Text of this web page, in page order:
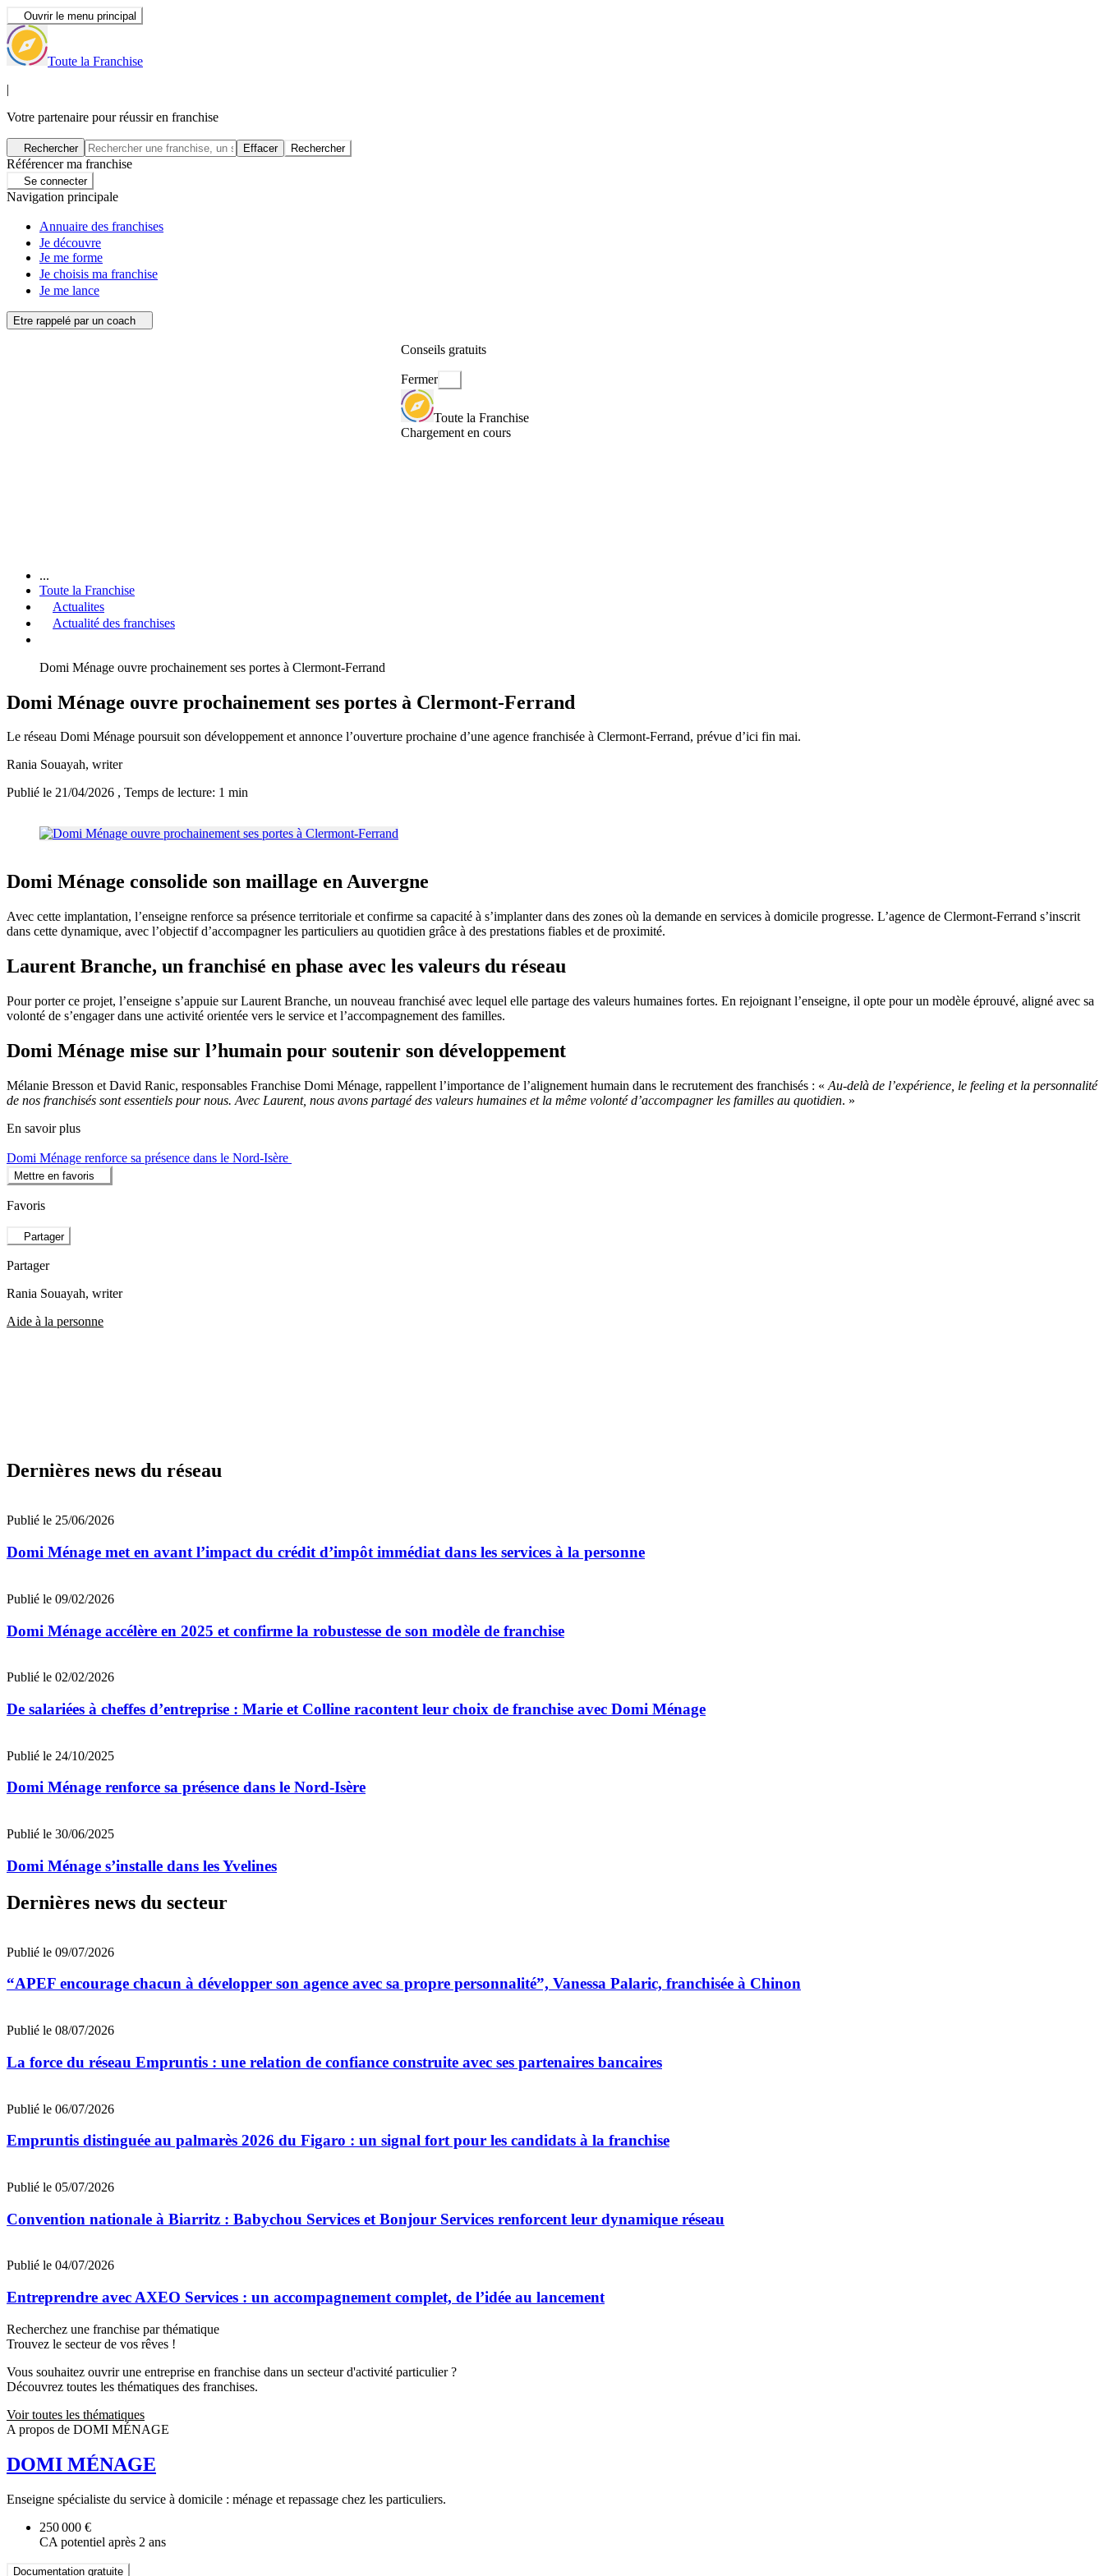
Ouvrir le menu principal
Toute la Franchise
|
Votre partenaire pour réussir en franchise
Rechercher Effacer Rechercher
Référencer ma franchise
Se connecter
Navigation principale
Annuaire des franchises
Je découvre
Je me forme
Je choisis ma franchise
Je me lance
Etre rappelé par un coach
Conseils gratuits
Fermer
Toute la Franchise
Chargement en cours
...
Toute la Franchise
Actualites
Actualité des franchises
Domi Ménage ouvre prochainement ses portes à Clermont-Ferrand
Domi Ménage ouvre prochainement ses portes à Clermont-Ferrand
Le réseau Domi Ménage poursuit son développement et annonce l’ouverture prochaine d’une agence franchisée à Clermont-Ferrand, prévue d’ici fin mai.
Rania Souayah, writer
Publié le 21/04/2026 , Temps de lecture: 1 min
Domi Ménage consolide son maillage en Auvergne
Avec cette implantation, l’enseigne renforce sa présence territoriale et confirme sa capacité à s’implanter dans des zones où la demande en services à domicile progresse. L’agence de Clermont-Ferrand s’inscrit
dans cette dynamique, avec l’objectif d’accompagner les particuliers au quotidien grâce à des prestations fiables et de proximité.
Laurent Branche, un franchisé en phase avec les valeurs du réseau
Pour porter ce projet, l’enseigne s’appuie sur Laurent Branche, un nouveau franchisé avec lequel elle partage des valeurs humaines fortes. En rejoignant l’enseigne, il opte pour un modèle éprouvé, aligné avec sa
volonté de s’engager dans une activité orientée vers le service et l’accompagnement des familles.
Domi Ménage mise sur l’humain pour soutenir son développement
Mélanie Bresson et David Ranic, responsables Franchise Domi Ménage, rappellent l’importance de l’alignement humain dans le recrutement des franchisés : « Au-delà de l’expérience, le feeling et la personnalité
de nos franchisés sont essentiels pour nous. Avec Laurent, nous avons partagé des valeurs humaines et la même volonté d’accompagner les familles au quotidien. »
En savoir plus
Domi Ménage renforce sa présence dans le Nord-Isère
Mettre en favoris
Favoris
Partager
Partager
Rania Souayah, writer
Aide à la personne
Dernières news du réseau
Publié le 25/06/2026
Domi Ménage met en avant l’impact du crédit d’impôt immédiat dans les services à la personne
Publié le 09/02/2026
Domi Ménage accélère en 2025 et confirme la robustesse de son modèle de franchise
Publié le 02/02/2026
De salariées à cheffes d’entreprise : Marie et Colline racontent leur choix de franchise avec Domi Ménage
Publié le 24/10/2025
Domi Ménage renforce sa présence dans le Nord-Isère
Publié le 30/06/2025
Domi Ménage s’installe dans les Yvelines
Dernières news du secteur
Publié le 09/07/2026
“APEF encourage chacun à développer son agence avec sa propre personnalité”, Vanessa Palaric, franchisée à Chinon
Publié le 08/07/2026
La force du réseau Empruntis : une relation de confiance construite avec ses partenaires bancaires
Publié le 06/07/2026
Empruntis distinguée au palmarès 2026 du Figaro : un signal fort pour les candidats à la franchise
Publié le 05/07/2026
Convention nationale à Biarritz : Babychou Services et Bonjour Services renforcent leur dynamique réseau
Publié le 04/07/2026
Entreprendre avec AXEO Services : un accompagnement complet, de l’idée au lancement
Recherchez une franchise par thématique
Trouvez le secteur de vos rêves !
Vous souhaitez ouvrir une entreprise en franchise dans un secteur d'activité particulier ?
Découvrez toutes les thématiques des franchises.
Voir toutes les thématiques
A propos de DOMI MÉNAGE
DOMI MÉNAGE
Enseigne spécialiste du service à domicile : ménage et repassage chez les particuliers.
250 000 €
CA potentiel après 2 ans
Documentation gratuite